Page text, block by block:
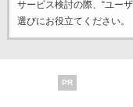
サービス検討の際、“ユー
選びにお役立てください。
PR